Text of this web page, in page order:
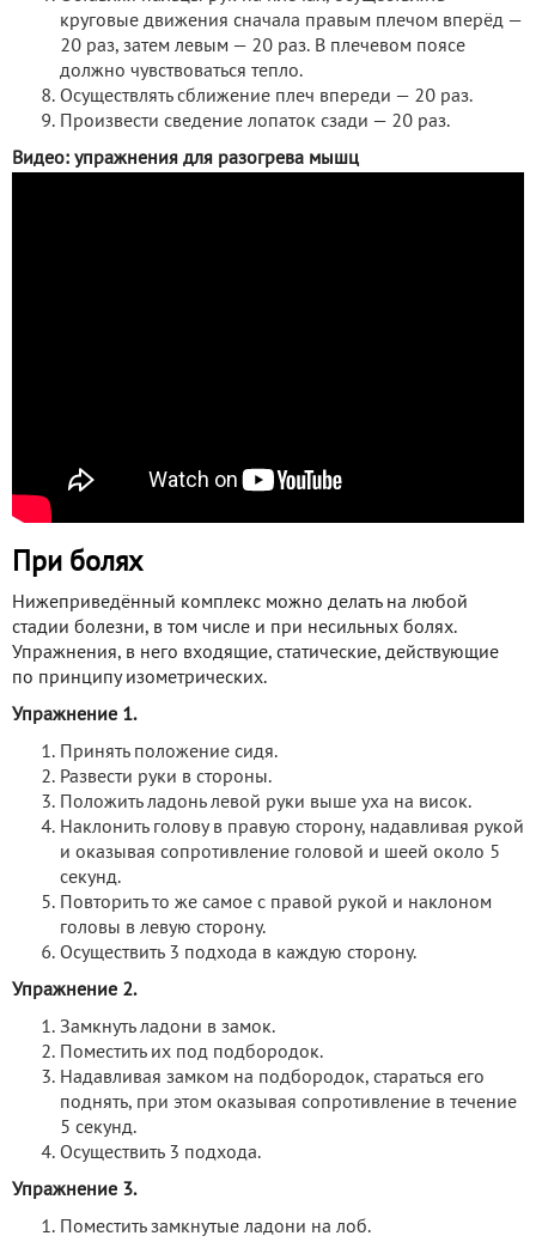
круговые движения сначала правым плечом вперёд —
20 раз, затем левым — 20 раз. В плечевом поясе
должно чувствоваться тепло.
Осуществлять сближение плеч впереди — 20 раз.
Произвести сведение лопаток сзади — 20 раз.
Видео: упражнения для разогрева мышц
При болях
Нижеприведённый комплекс можно делать на любой
стадии болезни, в том числе и при несильных болях.
Упражнения, в него входящие, статические, действующие
по принципу изометрических.
Упражнение 1.
Принять положение сидя.
Развести руки в стороны.
Положить ладонь левой руки выше уха на висок.
Наклонить голову в правую сторону, надавливая рукой
и оказывая сопротивление головой и шеей около 5
секунд.
Повторить то же самое с правой рукой и наклоном
головы в левую сторону.
Осуществить 3 подхода в каждую сторону.
Упражнение 2.
Замкнуть ладони в замок.
Поместить их под подбородок.
Надавливая замком на подбородок, стараться его
поднять, при этом оказывая сопротивление в течение
5 секунд.
Осуществить 3 подхода.
Упражнение 3.
Поместить замкнутые ладони на лоб.